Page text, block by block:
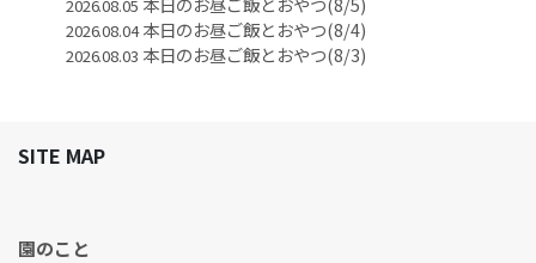
2026.08.05
2026.08.04本日のお昼ご飯とおやつ(8/4)
2026.08.03 本日のお昼ご飯とおやつ(8/3)
SITE MAP
園のこと